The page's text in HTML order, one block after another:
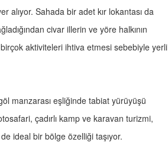
alıyor. Sahada bir adet kır lokantası da
civar illerin ve yöre halkının
birçok aktiviteleri ihtiva etmesi sebebiyle yerli
manzarası eşliğinde tabiat yürüyüşü
çadırlı kamp ve karavan turizmi,
ideal bir bölge özelliği taşıyor.